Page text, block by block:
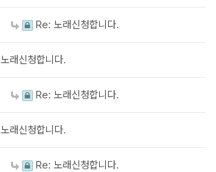
Re: 노래신청합니다.
노래신청합니다.
Re: 노래신청합니다.
노래신청합니다.
Re: 노래신청합니다.